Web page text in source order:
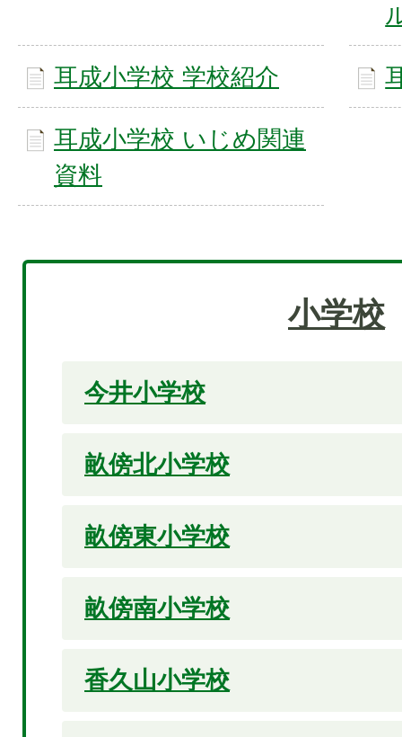
耳成小学校 学校紹介
耳成小学校 いじめ関連
資料
小学校
今井小学校
畝傍北小学校
畝傍東小学校
畝傍南小学校
香久山小学校